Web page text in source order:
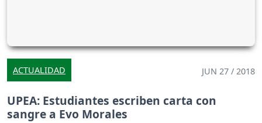
ACTUALIDAD JUN 27 / 2018
UPEA: Estudiantes escriben carta con
sangre a Evo Morales